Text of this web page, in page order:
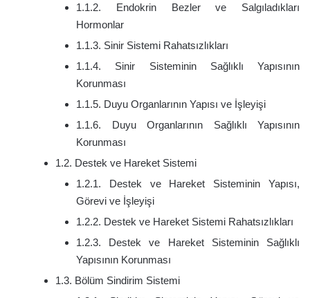
1.1.2. Endokrin Bezler ve Salgıladıkları
Hormonlar
1.1.3. Sinir Sistemi Rahatsızlıkları
1.1.4. Sinir Sisteminin Sağlıklı Yapısının
Korunması
1.1.5. Duyu Organlarının Yapısı ve İşleyişi
1.1.6. Duyu Organlarının Sağlıklı Yapısının
Korunması
1.2. Destek ve Hareket Sistemi
1.2.1. Destek ve Hareket Sisteminin Yapısı,
Görevi ve İşleyişi
1.2.2. Destek ve Hareket Sistemi Rahatsızlıkları
1.2.3. Destek ve Hareket Sisteminin Sağlıklı
Yapısının Korunması
1.3. Bölüm Sindirim Sistemi